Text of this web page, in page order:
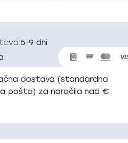
5-9 dni
dostava (standardna
pošta) za naročila nad €